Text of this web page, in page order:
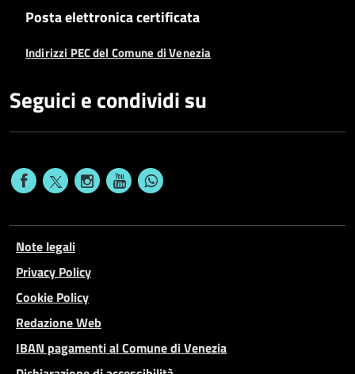
Posta elettronica certificata
Indirizzi PEC del Comune di Venezia
Seguici e condividi su
Note legali
Privacy Policy
Cookie Policy
Redazione Web
IBAN pagamenti al Comune di Venezia